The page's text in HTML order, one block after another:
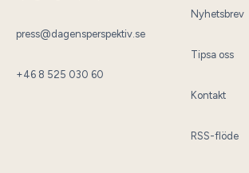
press@dagensperspektiv.se
+46 8 525 030 60
Nyhetsbrev
Tipsa oss
Kontakt
RSS-flöde